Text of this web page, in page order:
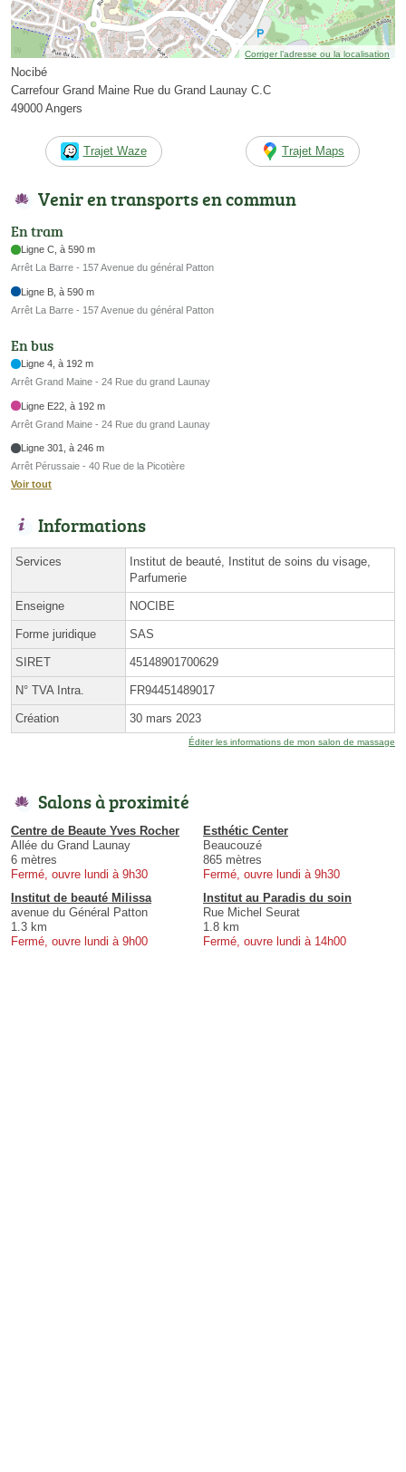
Corriger l’adresse ou la localisation
Nocibé
Carrefour Grand Maine Rue du Grand Launay C.C
49000 Angers
Trajet Waze Trajet Maps
Venir en transports en commun
En tram
Ligne C, à 590 m
Arrêt La Barre - 157 Avenue du général Patton
Ligne B, à 590 m
Arrêt La Barre - 157 Avenue du général Patton
En bus
Ligne 4, à 192 m
Arrêt Grand Maine - 24 Rue du grand Launay
Ligne E22, à 192 m
Arrêt Grand Maine - 24 Rue du grand Launay
Ligne 301, à 246 m
Arrêt Pérussaie - 40 Rue de la Picotière
Voir tout
Informations
Services
Institut de beauté, Institut de soins du visage,
Parfumerie
Enseigne NOCIBE
Forme juridique SAS
SIRET 45148901700629
N° TVA Intra. FR94451489017
Création 30 mars 2023
Éditer les informations de mon salon de massage
Salons à proximité
Centre de Beaute Yves Rocher
Allée du Grand Launay
6 mètres
Fermé, ouvre lundi à 9h30
Esthétic Center
Beaucouzé
865 mètres
Fermé, ouvre lundi à 9h30
Institut de beauté Milissa
avenue du Général Patton
1.3 km
Fermé, ouvre lundi à 9h00
Institut au Paradis du soin
Rue Michel Seurat
1.8 km
Fermé, ouvre lundi à 14h00